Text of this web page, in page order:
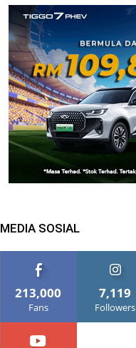
MEDIA SOSIAL
213,000
Fans
7,119
Followers